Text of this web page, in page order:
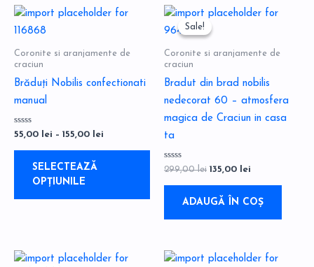
Coronite si aranjamente de
craciun
Brăduți Nobilis confectionati
manual
Evaluat
0
55,00 lei – 155,00 lei
Interval
până
155,00 lei
SELECTEAZĂ
OPȚIUNILE
Acest
produs
mai
multe
variații.
Opțiunile
pot
fi
alese
produsului.
Sale!
Sale!
Coronite si aranjamente de
craciun
Bradut din brad nobilis
nedecorat 60 – atmosfera
magica de Craciun in casa
ta
Evaluat
0
299,00lei
Prețul
a
299,00 lei.
135,00 lei
Prețul
ADAUGĂ ÎN COȘ
Prețul
Prețul